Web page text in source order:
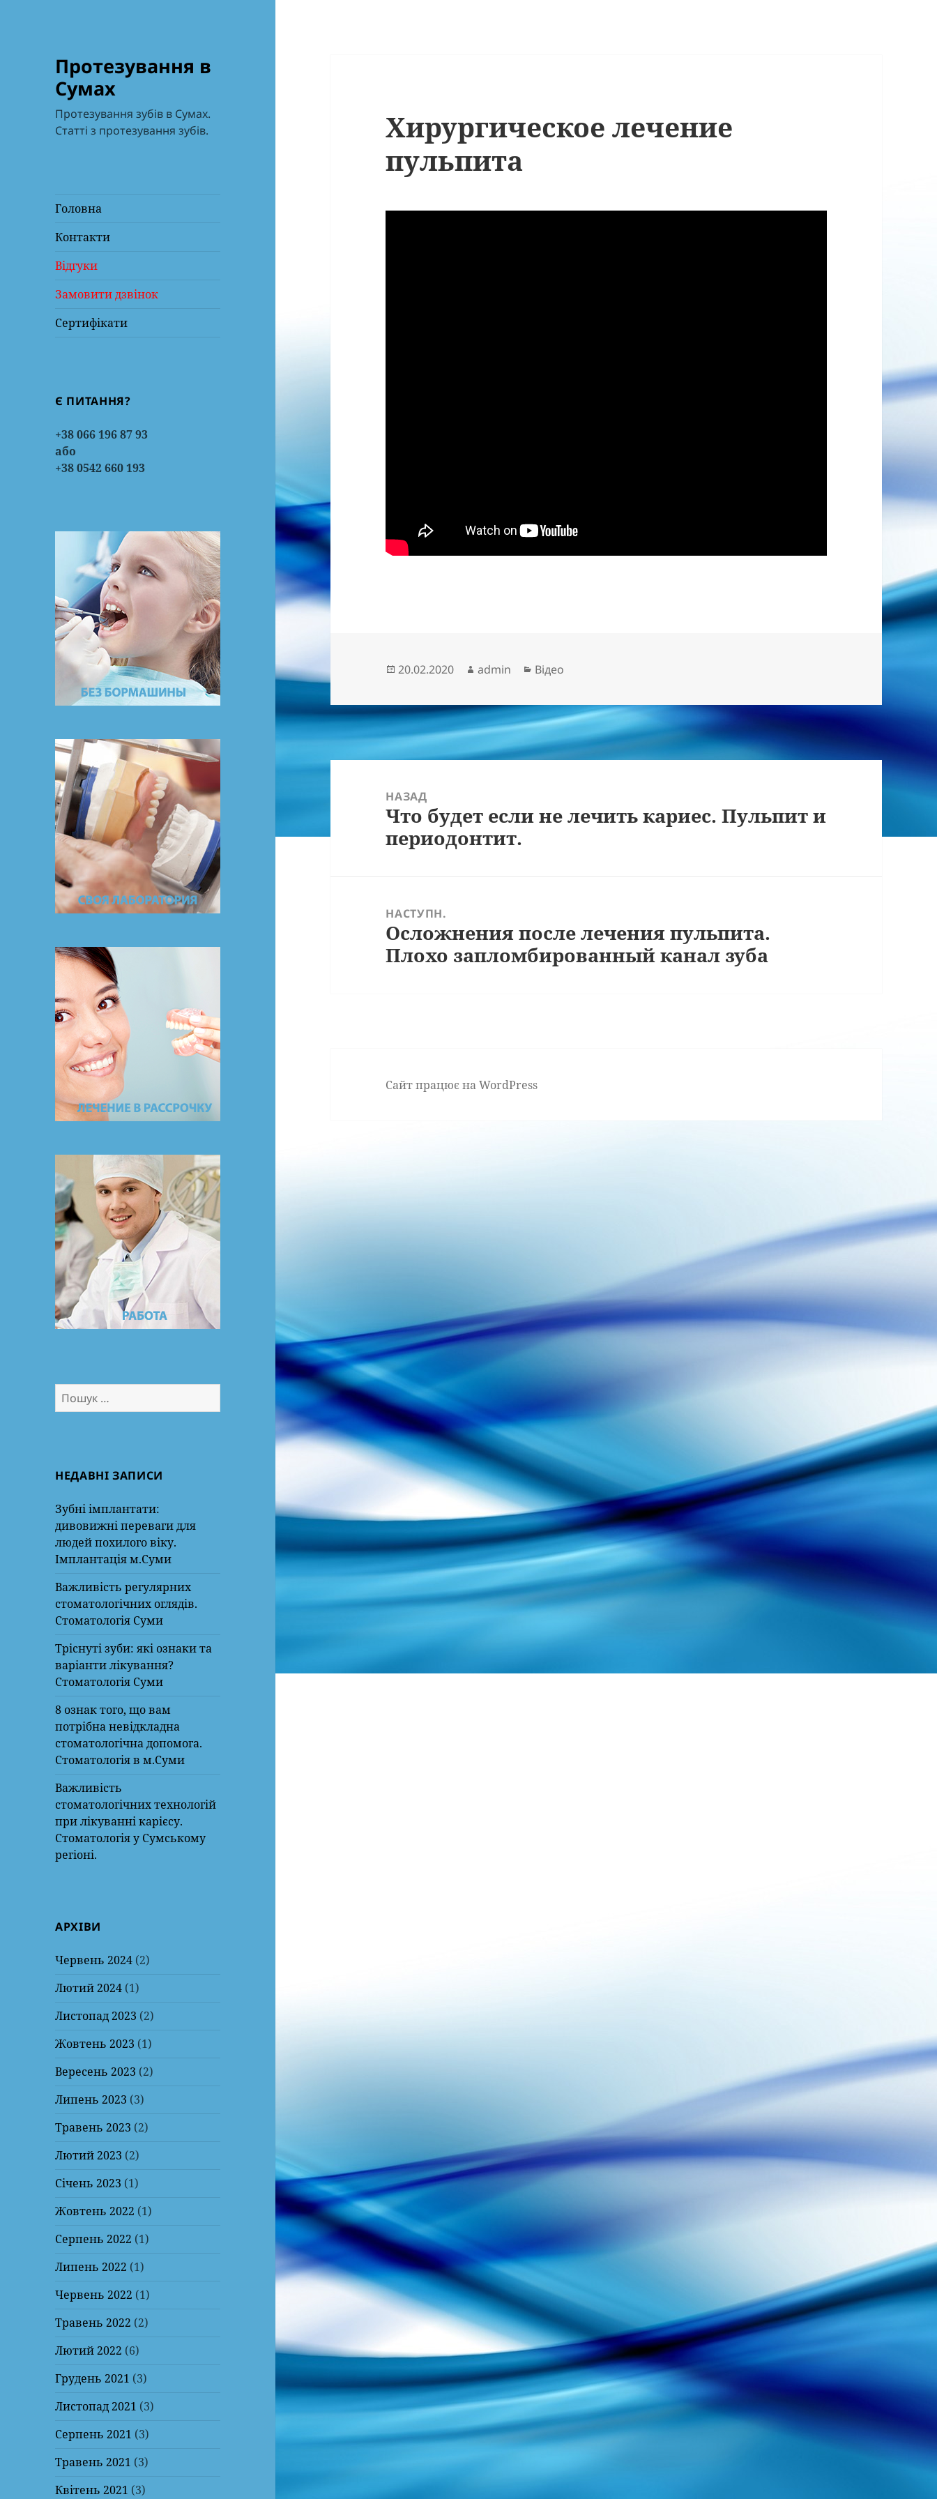
Протезування в
Сумах
Протезування зубів в Сумах.
Статті з протезування зубів.
Головна
Контакти
Відгуки
Замовити дзвінок
Сертифікати
Є ПИТАННЯ?
+38 066 196 87 93
або
+38 0542 660 193
Пошук:
НЕДАВНІ ЗАПИСИ
Зубні імплантати:
дивовижні переваги для
людей похилого віку.
Імплантація м.Суми
Важливість регулярних
стоматологічних оглядів.
Стоматологія Суми
Тріснуті зуби: які ознаки та
варіанти лікування?
Стоматологія Суми
8 ознак того, що вам
потрібна невідкладна
стоматологічна допомога.
Стоматологія в м.Суми
Важливість
стоматологічних технологій
при лікуванні карієсу.
Стоматологія у Сумському
регіоні.
АРХІВИ
Червень 2024 (2)
Лютий 2024 (1)
Листопад 2023 (2)
Жовтень 2023 (1)
Вересень 2023 (2)
Липень 2023 (3)
Травень 2023 (2)
Лютий 2023 (2)
Січень 2023 (1)
Жовтень 2022 (1)
Серпень 2022 (1)
Липень 2022 (1)
Червень 2022 (1)
Травень 2022 (2)
Лютий 2022 (6)
Грудень 2021 (3)
Листопад 2021 (3)
Серпень 2021 (3)
Травень 2021 (3)
Квітень 2021 (3)
Хирургическое лечение
пульпита
Опубліковано
20.02.2020 Автор
admin Категорії
Відео
НАЗАД
Попередній
запис:
Что будет если не лечить кариес. Пульпит и
периодонтит.
НАСТУПН.
Наступний
запис:
Осложнения после лечения пульпита.
Плохо запломбированный канал зуба
Сайт працює на WordPress